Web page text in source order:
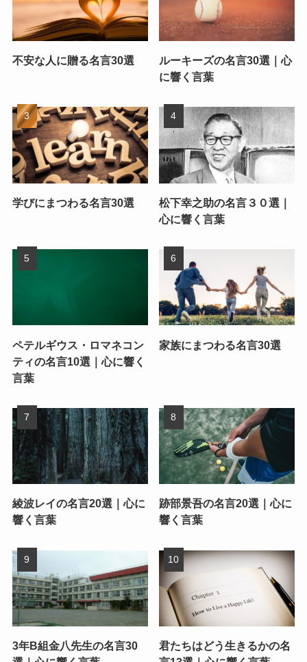
不安な人に贈る名言30選
ルーキーズの名言30選｜心
に響く言葉
学びにまつわる名言30選
松下幸之助の名言３０選｜
心に響く言葉
ペテルギウス・ロマネコン
ティの名言10選｜心に響く
言葉
家族にまつわる名言30選
綾波レイの名言20選｜心に
響く言葉
跡部景吾の名言20選｜心に
響く言葉
3年B組金八先生の名言30
君たちはどう生きるかの名